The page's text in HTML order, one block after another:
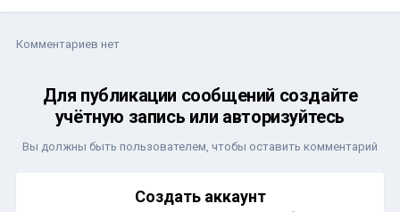
Комментариев нет
Для публикации сообщений создайте
учётную запись или авторизуйтесь
Вы должны быть пользователем, чтобы оставить комментарий
Создать аккаунт